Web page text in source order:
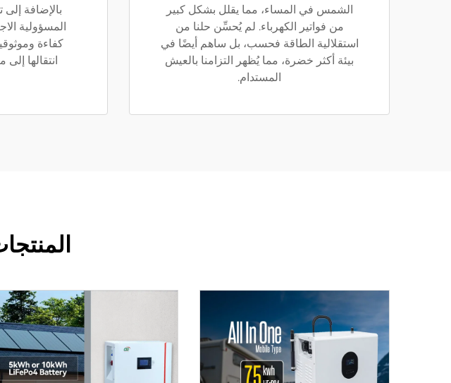
الشمس في المساء، مما يقلل بشكل كبير
من فواتير الكهرباء. لم يُحسِّن حلنا من
استقلالية الطاقة فحسب، بل ساهم أيضًا في
بيئة أكثر خضرة، مما يُظهر التزامنا بالعيش
المستدام.
بالإضافة
المسؤولية
كفاءة
انتقالها